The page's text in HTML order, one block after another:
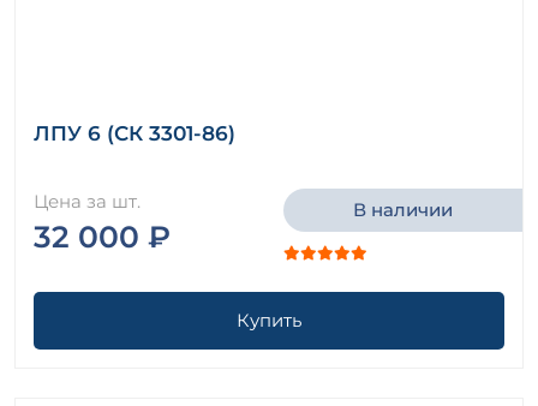
ЛПУ 6 (СК 3301-86)
Цена за шт.
32 000 ₽
В наличии
Купить